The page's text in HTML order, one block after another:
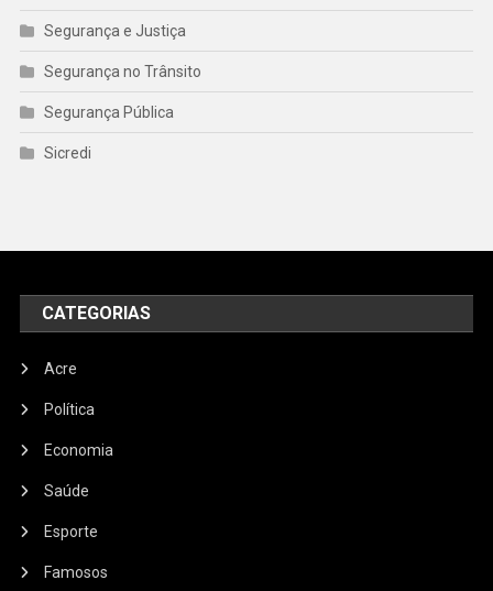
Segurança e Justiça
Segurança no Trânsito
Segurança Pública
Sicredi
CATEGORIAS
Acre
Política
Economia
Saúde
Esporte
Famosos